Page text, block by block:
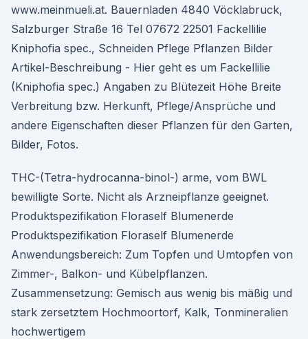
www.meinmueli.at. Bauernladen 4840 Vöcklabruck,
Salzburger Straße 16 Tel 07672 22501 Fackellilie
Kniphofia spec., Schneiden Pflege Pflanzen Bilder
Artikel-Beschreibung - Hier geht es um Fackellilie
(Kniphofia spec.) Angaben zu Blütezeit Höhe Breite
Verbreitung bzw. Herkunft, Pflege/Ansprüche und
andere Eigenschaften dieser Pflanzen für den Garten,
Bilder, Fotos.
THC-(Tetra-hydrocanna-binol-) arme, vom BWL
bewilligte Sorte. Nicht als Arzneipflanze geeignet.
Produktspezifikation Floraself Blumenerde
Produktspezifikation Floraself Blumenerde
Anwendungsbereich: Zum Topfen und Umtopfen von
Zimmer-, Balkon- und Kübelpflanzen.
Zusammensetzung: Gemisch aus wenig bis mäßig und
stark zersetztem Hochmoortorf, Kalk, Tonmineralien
hochwertigem